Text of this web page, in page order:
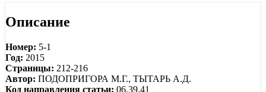
Описание
Номер: 5-1
Год: 2015
Страницы: 212-216
Автор: ПОДОПРИГОРА М.Г., ТЫТАРЬ А.Д.
Код направления статьи: 06.39.41